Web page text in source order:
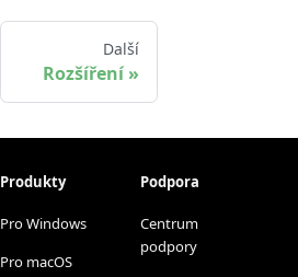
Další
Rozšíření
Produkty
Pro Windows
Pro macOS
Podpora
Centrum
podpory